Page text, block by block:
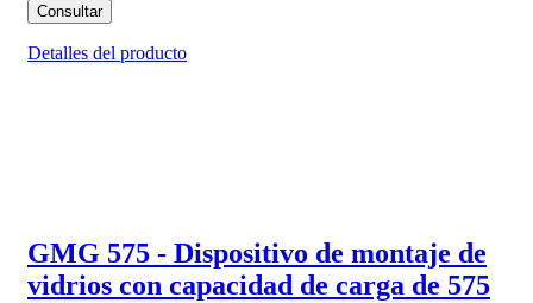
Consultar
Detalles del producto
GMG 575 - Dispositivo de montaje de
vidrios con capacidad de carga de 575